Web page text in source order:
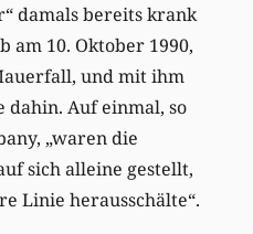
damals bereits krank
am 10. Oktober 1990,
und mit ihm
dahin. Auf einmal, so
„waren die
sich alleine gestellt,
Linie herausschälte“.